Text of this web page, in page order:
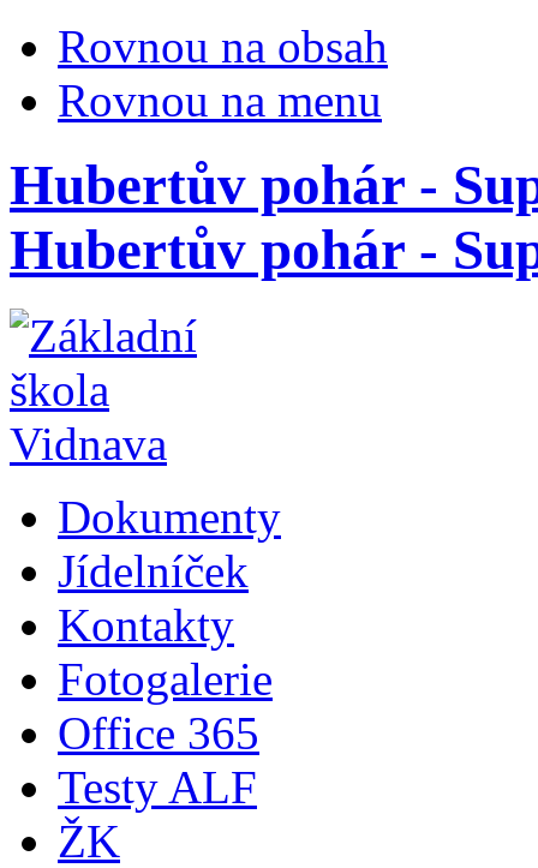
Rovnou na obsah
Rovnou na menu
Hubertův pohár -
Hubertův pohár -
Dokumenty
Jídelníček
Kontakty
Fotogalerie
Office 365
Testy ALF
ŽK